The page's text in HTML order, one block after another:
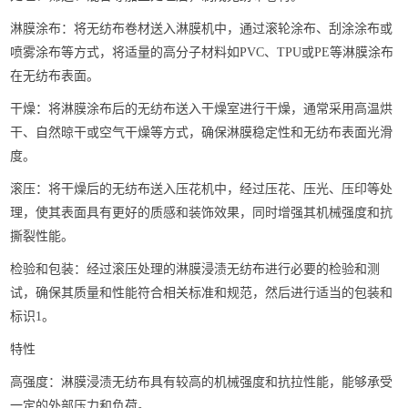
‌淋膜涂布‌：将无纺布卷材送入淋膜机中，通过滚轮涂布、刮涂涂布或
喷雾涂布等方式，将适量的高分子材料如PVC、TPU或PE等淋膜涂布
在无纺布表面。
‌干燥‌：将淋膜涂布后的无纺布送入干燥室进行干燥，通常采用高温烘
干、自然晾干或空气干燥等方式，确保淋膜稳定性和无纺布表面光滑
度。
‌滚压‌：将干燥后的无纺布送入压花机中，经过压花、压光、压印等处
理，使其表面具有更好的质感和装饰效果，同时增强其机械强度和抗
撕裂性能。
‌检验和包装‌：经过滚压处理的淋膜浸渍无纺布进行必要的检验和测
试，确保其质量和性能符合相关标准和规范，然后进行适当的包装和
标识‌1。
特性
‌高强度‌：淋膜浸渍无纺布具有较高的机械强度和抗拉性能，能够承受